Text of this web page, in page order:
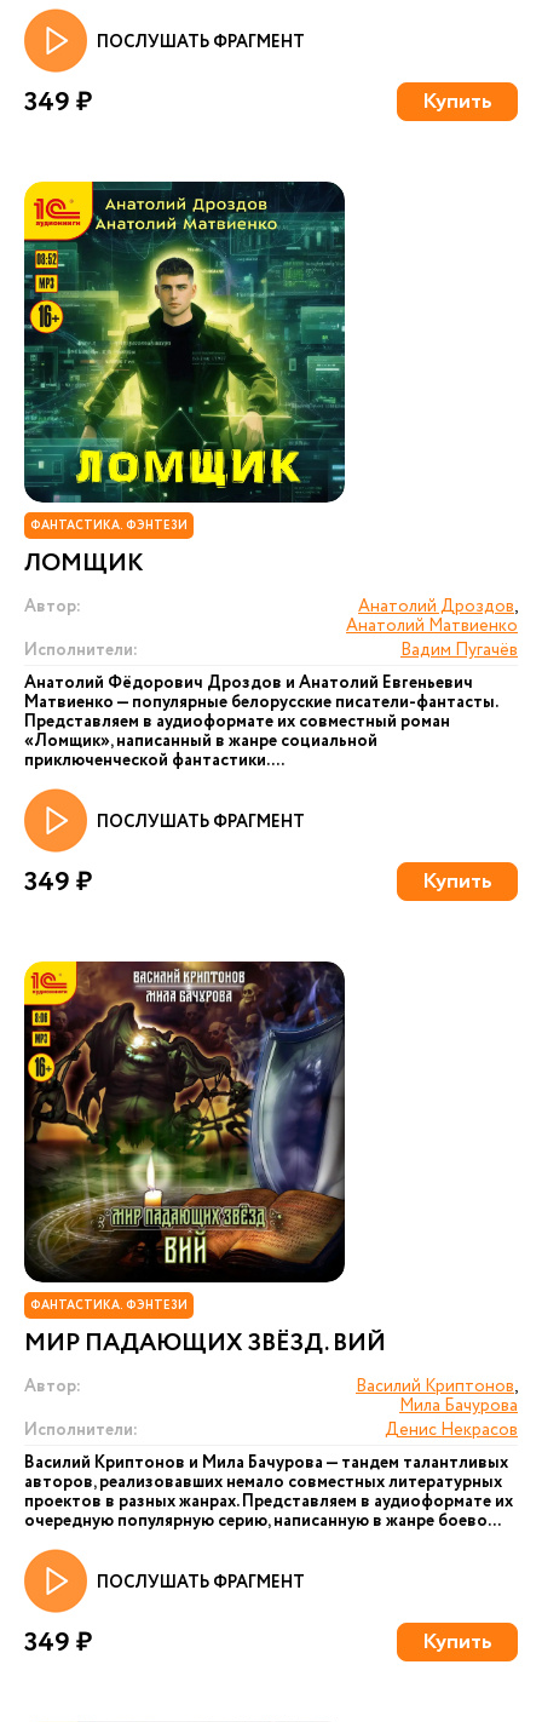
ПОСЛУШАТЬ ФРАГМЕНТ
349 ₽ Купить
ФАНТАСТИКА. ФЭНТЕЗИ
ЛОМЩИК
Автор: Анатолий Дроздов,
Анатолий Матвиенко
Исполнители:
Вадим Пугачёв
Анатолий Фёдорович Дроздов и Анатолий Евгеньевич
Матвиенко — популярные белорусские писатели-фантасты.
Представляем в аудиоформате их совместный роман
«Ломщик», написанный в жанре социальной
приключенческой фантастики....
ПОСЛУШАТЬ ФРАГМЕНТ
349 ₽ Купить
ФАНТАСТИКА. ФЭНТЕЗИ
МИР ПАДАЮЩИХ ЗВЁЗД. ВИЙ
Автор: Василий Криптонов,
Мила Бачурова
Исполнители:
Денис Некрасов
Василий Криптонов и Мила Бачурова — тандем талантливых
авторов, реализовавших немало совместных литературных
проектов в разных жанрах. Представляем в аудиоформате их
очередную популярную серию, написанную в жанре боево...
ПОСЛУШАТЬ ФРАГМЕНТ
349 ₽ Купить